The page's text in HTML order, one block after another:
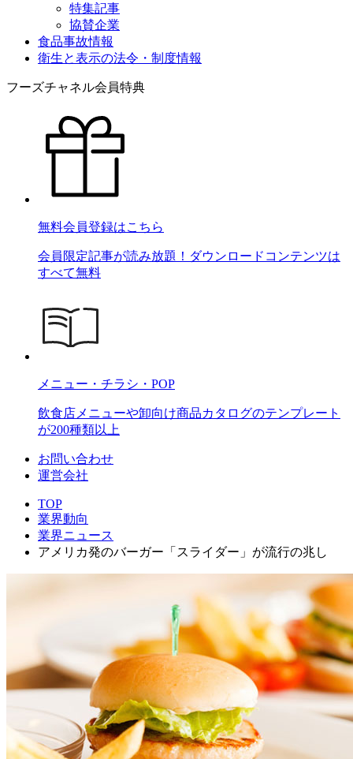
特集記事
協賛企業
食品事故情報
衛生と表示の法令・制度情報
フーズチャネル会員特典
無料会員登録はこちら
会員限定記事が読み放題！ダウンロードコンテンツは
すべて無料
メニュー・チラシ・POP
飲食店メニューや卸向け商品カタログのテンプレート
が200種類以上
お問い合わせ
運営会社
TOP
業界動向
業界ニュース
アメリカ発のバーガー「スライダー」が流行の兆し